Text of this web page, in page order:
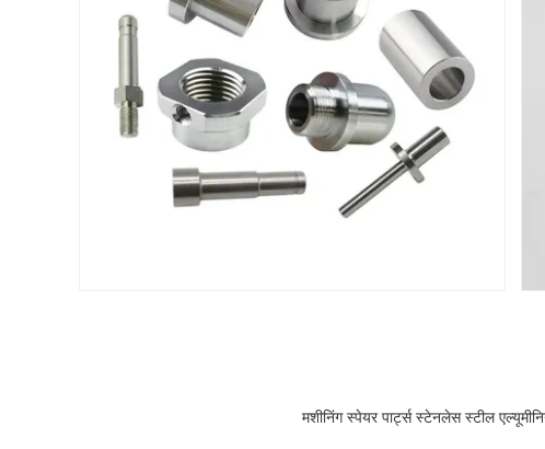
मशीनिंग स्पेयर पार्ट्स स्टेनलेस स्टील